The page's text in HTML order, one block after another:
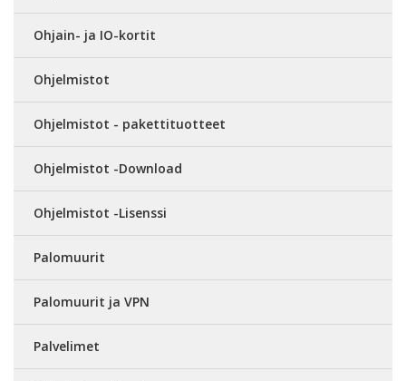
Ohjain- ja IO-kortit
Ohjelmistot
Ohjelmistot - pakettituotteet
Ohjelmistot -Download
Ohjelmistot -Lisenssi
Palomuurit
Palomuurit ja VPN
Palvelimet